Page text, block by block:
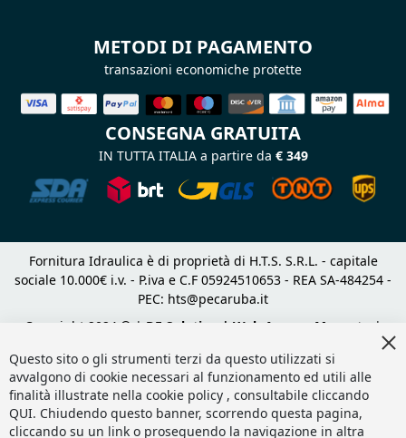
METODI DI PAGAMENTO
transazioni economiche protette
CONSEGNA GRATUITA
IN TUTTA ITALIA a partire da € 349
Fornitura Idraulica è di proprietà di H.T.S. S.R.L. - capitale
sociale 10.000€ i.v. - P.iva e C.F 05924510653 - REA SA-484254 -
PEC: hts@pecaruba.it
Copyright 2024 © | DF Solution | Web Agency Magento
|
Questo sito o gli strumenti terzi da questo utilizzati si
avvalgono di cookie necessari al funzionamento ed utili alle
finalità illustrate nella cookie policy , consultabile cliccando
QUI. Chiudendo questo banner, scorrendo questa pagina,
cliccando su un link o proseguendo la navigazione in altra